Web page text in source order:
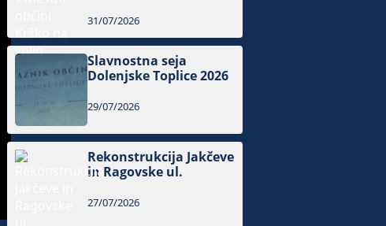
31/07/2026
Slavnostna seja
Dolenjske Toplice 2026
29/07/2026
Rekonstrukcija Jakčeve
in Ragovske ul.
27/07/2026